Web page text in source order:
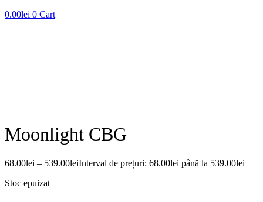
0.00lei 0 Cart
Moonlight CBG
68.00lei – 539.00leiInterval de prețuri: 68.00lei până la 539.00lei
Stoc epuizat